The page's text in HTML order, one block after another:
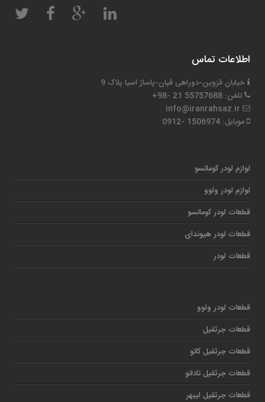
اطلاعات تماس
خیابان قزوین-دوراهی قپان-پاساژ اسیا پلاک 9
تلفن: 55757688 21 -98+
موبایل: 1506974 -0912
لوازم لودر کوماتسو
لوازم لودر ولوو
قطعات لودر کوماتسو
قطعات لودر هیوندای
قطعات لودر
قطعات لودر ولوو
قطعات جرثقیل
قطعات جرثقیل کاتو
قطعات جرثقیل تادانو
قطعات جرثقیل لیبهر